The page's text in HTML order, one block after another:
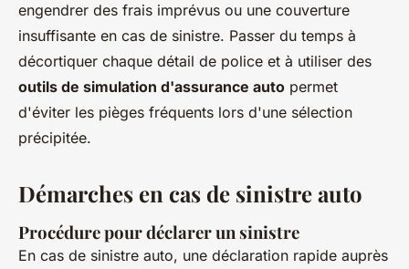
engendrer des frais imprévus ou une couverture
insuffisante en cas de sinistre. Passer du temps à
décortiquer chaque détail de police et à utiliser des
outils de simulation d'assurance auto permet
d'éviter les pièges fréquents lors d'une sélection
précipitée.
Démarches en cas de sinistre auto
Procédure pour déclarer un sinistre
En cas de sinistre auto, une déclaration rapide auprès